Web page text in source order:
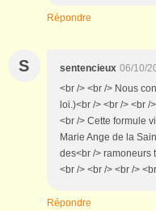
Répondre
S sentencieux 06/10/
<br /> <br /> Nous
loi.)<br /> <br /> <br
<br /> Cette formule
Marie Ange de la
des<br /> ramoneurs
<br /> <br /> <br />
Répondre